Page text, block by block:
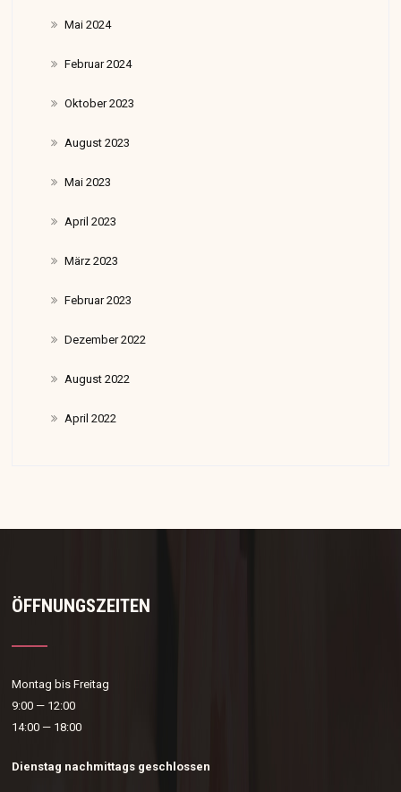
Mai 2024
Februar 2024
Oktober 2023
August 2023
Mai 2023
April 2023
März 2023
Februar 2023
Dezember 2022
August 2022
April 2022
ÖFFNUNGSZEITEN
Montag bis Freitag
9:00 — 12:00
14:00 — 18:00
Dienstag nachmittags geschlossen